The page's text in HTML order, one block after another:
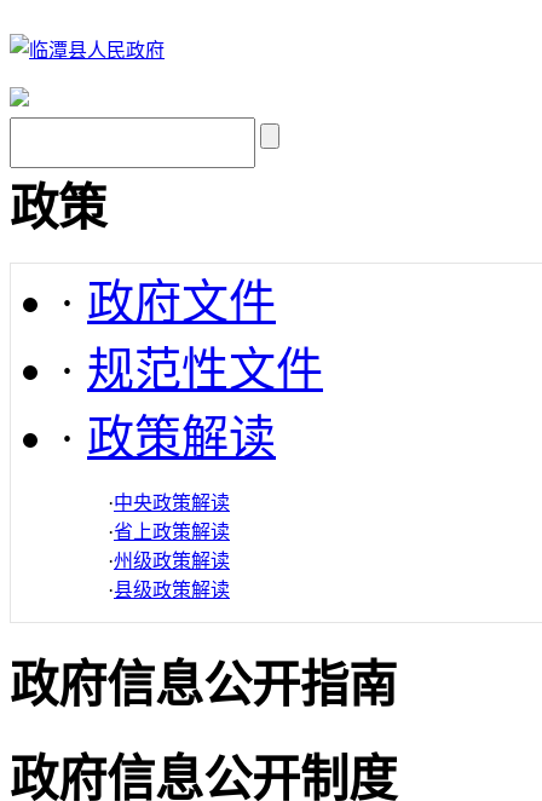
政策
· 政府文件
· 规范性文件
· 政策解读
·中央政策解读
·省上政策解读
·州级政策解读
·县级政策解读
政府信息公开指南
政府信息公开制度